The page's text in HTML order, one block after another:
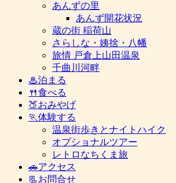
あんずの里
あんず開花状況
蔵の街 稲荷山
さらしな・姨捨・八幡
旅情 戸倉上山田温泉
千曲川河畔
♨泊まる
🍴食べる
🍑おみやげ
🏃体験する
温泉街歩きとナイトハイク
オプショナルツアー
レトロなちくま旅
🚗アクセス
📃お問合せ